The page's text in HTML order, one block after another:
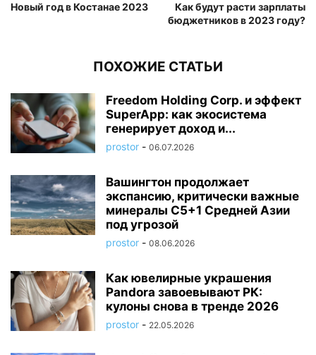
Новый год в Костанае 2023
Как будут расти зарплаты
бюджетников в 2023 году?
ПОХОЖИЕ СТАТЬИ
Freedom Holding Corp. и эффект
SuperApp: как экосистема
генерирует доход и...
prostor - 06.07.2026
Вашингтон продолжает
экспансию, критически важные
минералы C5+1 Средней Азии
под угрозой
prostor - 08.06.2026
Как ювелирные украшения
Pandora завоевывают РК:
кулоны снова в тренде 2026
prostor - 22.05.2026